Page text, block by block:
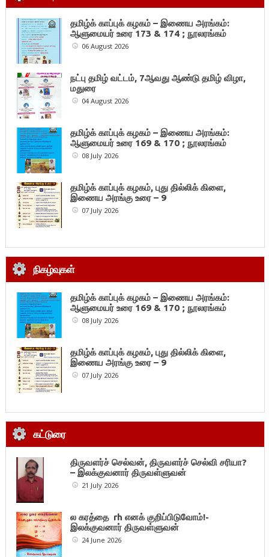
தமிழ்க் காப்புக் கழகம் – இணைய அரங்கம்:
ஆளுமையர் உரை 173 & 174 ; நூலரங்கம்
06 August 2026
நட்பு தமிழ் வட்டம், 7ஆவது ஆண்டு தமிழ் விழா,
மதுரை
04 August 2026
தமிழ்க் காப்புக் கழகம் – இணைய அரங்கம்:
ஆளுமையர் உரை 169 & 170 ; நூலரங்கம்
08 July 2026
தமிழ்க் காப்புக் கழகம், புது தில்லிக் கிளை,
இணைய அரங்கு உரை – 9
07 July 2026
நிகழ்வுகள்
தமிழ்க் காப்புக் கழகம் – இணைய அரங்கம்:
ஆளுமையர் உரை 169 & 170 ; நூலரங்கம்
08 July 2026
தமிழ்க் காப்புக் கழகம், புது தில்லிக் கிளை,
இணைய அரங்கு உரை – 9
07 July 2026
கட்டுரை
திருவளர்ச் செல்வன், திருவளர்ச் செல்வி சரியா?
– இலக்குவனார் திருவள்ளுவன்
21 July 2026
ல கரத்தை rh எனக் குறிப்பிடுவோம்!-
இலக்குவனார் திருவள்ளுவன்
24 June 2026